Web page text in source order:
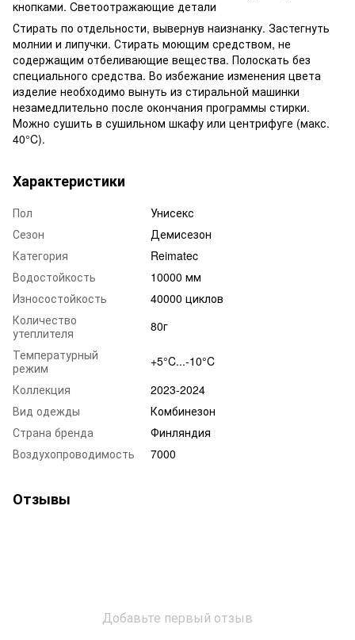
кнопками. Cветоотражающие детали
Стирать по отдельности, вывернув наизнанку. Застегнуть
молнии и липучки. Стирать моющим средством, не
содержащим отбеливающие вещества. Полоскать без
специального средства. Во избежание изменения цвета
изделие необходимо вынуть из стиральной машинки
незамедлительно после окончания программы стирки.
Можно сушить в сушильном шкафу или центрифуге (макс.
40°C).
Характеристики
Пол
Унисекс
Сезон
Демисезон
Категория
Reimatec
Водостойкость
10000 мм
Износостойкость
40000 циклов
Количество
утеплителя
80г
Температурный
режим
+5°C...-10°C
Коллекция
2023-2024
Вид одежды
Комбинезон
Страна бренда
Финляндия
Воздухопроводимость
7000
Отзывы
Добавьте первый отзыв